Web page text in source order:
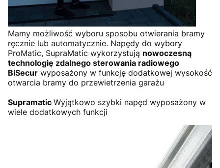
Mamy możliwość wyboru sposobu otwierania bramy
ręcznie lub automatycznie. Napędy do wybory
ProMatic, SupraMatic wykorzystują nowoczesną
technologię zdalnego sterowania radiowego
BiSecur wyposażony w funkcję dodatkowej wysokość
otwarcia bramy do przewietrzenia garażu
Supramatic Wyjątkowo szybki napęd wyposażony w
wiele dodatkowych funkcji